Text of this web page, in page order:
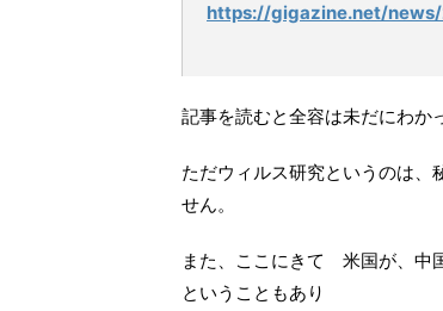
https://gigazine.net/
記事を読むと全容は未だにわか
ただウィルス研究というのは
せん。
また、ここにきて 米国が、中
ということもあり